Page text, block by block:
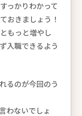
っかりわかって
おきましょう！
もっと増やし
入職できるよう
るのが今回のう
わないでしょ